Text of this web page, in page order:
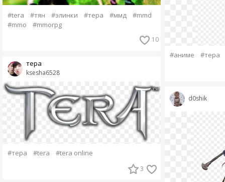
#tera #тян #элинки #тера #ммд
#mmd
#mmo
#mmorpg
10
ksesha6528
тера
#тера #tera #tera online
3
#аниме #тера
d0shik